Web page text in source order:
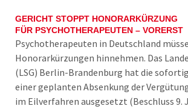
GERICHT STOPPT HONORARKÜRZUNG
FÜR PSYCHOTHERAPEUTEN – VORERST
Psychotherapeuten in Deutschland
Honorarkürzungen hinnehmen. Das
(LSG) Berlin-Brandenburg hat die
einer geplanten Absenkung der
im Eilverfahren ausgesetzt (Beschluss